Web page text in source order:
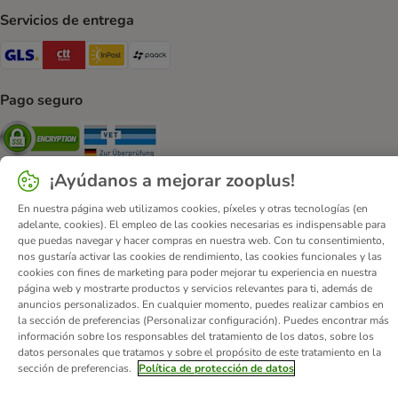
Servicios de entrega
GLS Shipping Method
CTTExpress Shipping Method
InPost Shipping Method
Pago seguro
Security
Quiénes somos Empleo Corporate Website
Aviso Legal
Condiciones comerciales generales
DSA
Formulario de desistimiento
Contacto
Gastos de envío y plazo de entrega
Formas de pago
Programa de afiliación
Protección de datos
Declaración de accesibilidad
¡Ayúdanos a mejorar zooplus!
En nuestra página web utilizamos cookies, píxeles y otras tecnologías (en
adelante, cookies). El empleo de las cookies necesarias es indispensable para
que puedas navegar y hacer compras en nuestra web. Con tu consentimiento,
nos gustaría activar las cookies de rendimiento, las cookies funcionales y las
cookies con fines de marketing para poder mejorar tu experiencia en nuestra
página web y mostrarte productos y servicios relevantes para ti, además de
anuncios personalizados. En cualquier momento, puedes realizar cambios en
la sección de preferencias (Personalizar configuración). Puedes encontrar más
información sobre los responsables del tratamiento de los datos, sobre los
datos personales que tratamos y sobre el propósito de este tratamiento en la
sección de preferencias.
Política de protección de datos